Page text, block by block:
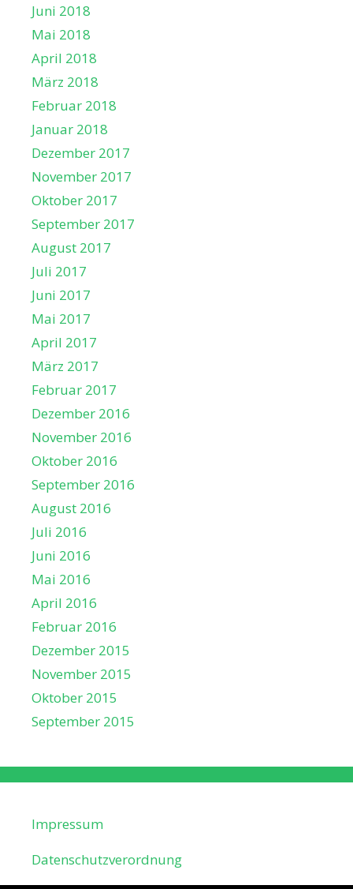
Juni 2018
Mai 2018
April 2018
März 2018
Februar 2018
Januar 2018
Dezember 2017
November 2017
Oktober 2017
September 2017
August 2017
Juli 2017
Juni 2017
Mai 2017
April 2017
März 2017
Februar 2017
Dezember 2016
November 2016
Oktober 2016
September 2016
August 2016
Juli 2016
Juni 2016
Mai 2016
April 2016
Februar 2016
Dezember 2015
November 2015
Oktober 2015
September 2015
Impressum
Datenschutzverordnung